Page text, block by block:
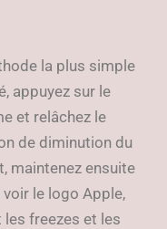
la plus simple
appuyez sur le
et relâchez le
de diminution du
maintenez ensuite
voir le logo Apple,
les freezes et les